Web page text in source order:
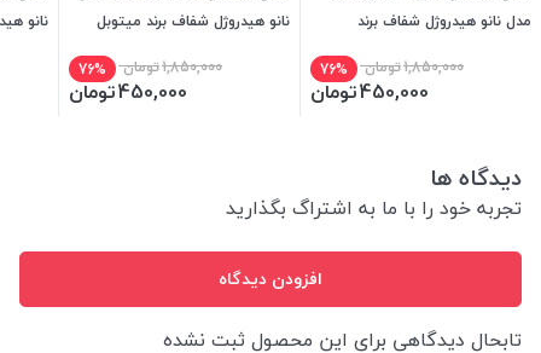
مدل نانو هیدروژل شفاف برند
1,850,000تومان 76%
450,000تومان
نانو هیدروژل شفاف برند میتوبل
1,850,000تومان 76%
450,000تومان
نانو
دیدگاه ها
تجربه خود را با ما به اشتراگ بگذارید
افزودن دیدگاه
تابحال دیدگاهی برای این محصول ثبت نشده